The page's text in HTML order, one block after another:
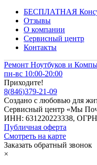
БЕСПЛАТНАЯ
Отзывы
О компании
Сервисный центр
Контакты
Ремонт Ноутбуков и
пн-вс 10:00-20:00
Приходите!
8(846)379-21-09
Создано с любовью для
Сервисный центр «Мы
ИНН: 631220223338,
Публичная оферта
Смотреть на карте
Заказать обратный звонок
×